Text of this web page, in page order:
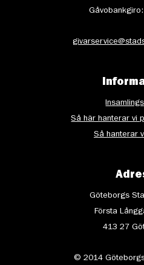
Så här hanterar vi
Så hanterar
Göteborgs
Första
413 27
© 2014